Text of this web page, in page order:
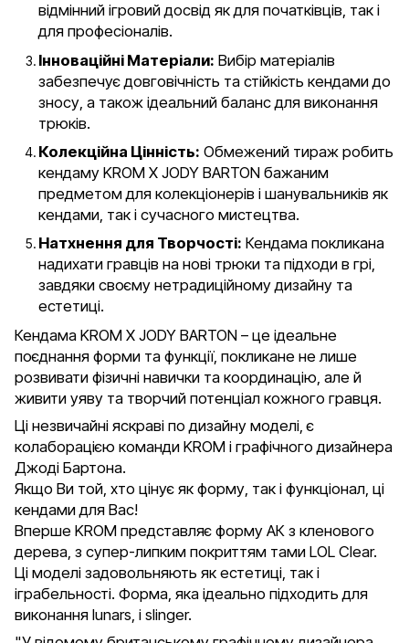
відмінний ігровий досвід як для початківців, так і
для професіоналів.
Інноваційні Матеріали: Вибір матеріалів
забезпечує довговічність та стійкість кендами до
зносу, а також ідеальний баланс для виконання
трюків.
Колекційна Цінність: Обмежений тираж робить
кендаму KROM X JODY BARTON бажаним
предметом для колекціонерів і шанувальників як
кендами, так і сучасного мистецтва.
Натхнення для Творчості: Кендама покликана
надихати гравців на нові трюки та підходи в грі,
завдяки своєму нетрадиційному дизайну та
естетиці.
Кендама KROM X JODY BARTON – це ідеальне
поєднання форми та функції, покликане не лише
розвивати фізичні навички та координацію, але й
живити уяву та творчий потенціал кожного гравця.
Ці незвичайні яскраві по дизайну моделі, є
колаборацією команди KROM і графічного дизайнера
Джоді Бартона.
Якщо Ви той, хто цінує як форму, так і функціонал, ці
кендами для Вас!
Вперше KROM представляє форму АК з кленового
дерева, з супер-липким покриттям тами LOL Clear.
Ці моделі задовольняють як естетиці, так і
іграбельності. Форма, яка ідеально підходить для
виконання lunars, і slinger.